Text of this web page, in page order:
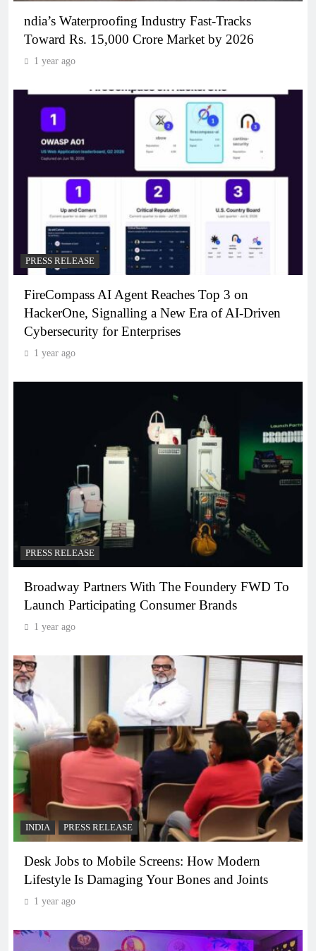
ndia’s Waterproofing Industry Fast-Tracks
Toward Rs. 15,000 Crore Market by 2026
1 year ago
PRESS RELEASE
FireCompass AI Agent Reaches Top 3 on
HackerOne, Signalling a New Era of AI-Driven
Cybersecurity for Enterprises
1 year ago
PRESS RELEASE
Broadway Partners With The Foundery FWD To
Launch Participating Consumer Brands
1 year ago
INDIA PRESS RELEASE
Desk Jobs to Mobile Screens: How Modern
Lifestyle Is Damaging Your Bones and Joints
1 year ago